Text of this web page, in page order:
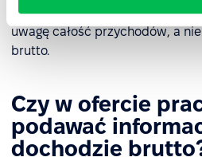
kredytowej. Niektóre instytucje
uwagę całość przychodów, a
brutto.
Czy w ofercie
podawać
dochodzie